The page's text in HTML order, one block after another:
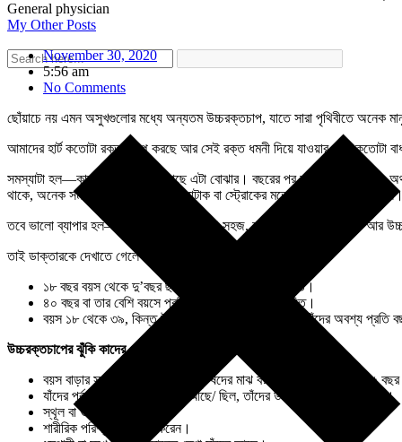
General physician
My Other Posts
November 30, 2020
5:56 am
No Comments
ছোঁয়াচে নয় এমন অসুখগুলোর মধ্যে অন্যতম উচ্চরক্তচাপ, যাতে সারা পৃথিবীতে অনেক
আমাদের হার্ট কতোটা রক্ত পাম্প করছে আর সেই রক্ত ধমনী দিয়ে যাওয়ার সময় কতোটা
সমস্যাটা হল—কারুর উচ্চরক্তচাপ আছে এটা বোঝার। বছরের পর বছর রক্তচাপ বেশি,
থাকে, অনেক সময় রোগ ধরা পড়ে হার্ট অ্যাটাক বা স্ট্রোকের মতো কোনও বড় বিপদ ঘটলে।
তবে ভালো ব্যাপার হল—উচ্চরক্তচাপ নির্ণয় করা সহজ, রক্তচাপ মাপলেই হলো। আর
তাই ডাক্তারকে দেখাতে গেলে রক্তচাপ দেখিয়ে নেওয়া ভালো।
১৮ বছর বয়স থেকে দু’বছর ছাড়া রক্তচাপ মেপে দেখা উচিত।
৪০ বছর বা তার বেশি বয়সে প্রতি বছরে রক্তচাপ মাপা উচিত।
বয়স ১৮ থেকে ৩৯, কিন্তু উচ্চরক্তচাপ হওয়ার ঝুঁকি যাঁদের তাঁদের অবশ্য প্রতি
উচ্চরক্তচাপের ঝুঁকি কাদের বেশি?
বয়স বাড়ার সঙ্গে সঙ্গে ঝুঁকি বাড়ে। পুরুষদের মাঝ বয়সের শুরুতে, মোটামুটি ৪৫
যাঁদের পূর্ব পুরুষদের উচ্চরক্তচাপ আছে/ ছিল, তাঁদের উচ্চরক্তচাপের ঝুঁকি বেশি।
স্থূল বা ওজন বেশি।
শারীরিক পরিশ্রম যাঁরা কম করেন।